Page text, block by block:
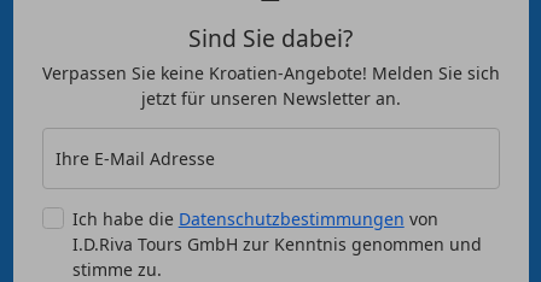
Sind Sie dabei?
Verpassen Sie keine Kroatien-Angebote! Melden Sie sich
jetzt für unseren Newsletter an.
Ihre E-Mail Adresse
Ich habe die Datenschutzbestimmungen von
I.D.Riva Tours GmbH zur Kenntnis genommen und
stimme zu.